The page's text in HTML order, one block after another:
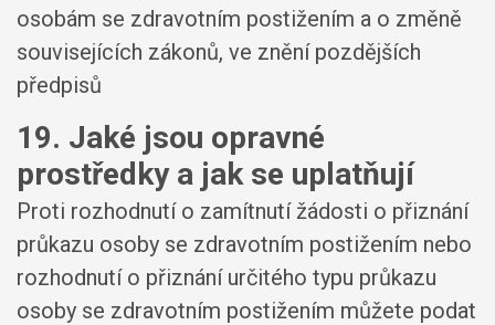
osobám se zdravotním postižením a o změně
souvisejících zákonů, ve znění pozdějších
předpisů
19. Jaké jsou opravné
prostředky a jak se uplatňují
Proti rozhodnutí o zamítnutí žádosti o přiznání
průkazu osoby se zdravotním postižením nebo
rozhodnutí o přiznání určitého typu průkazu
osoby se zdravotním postižením můžete podat